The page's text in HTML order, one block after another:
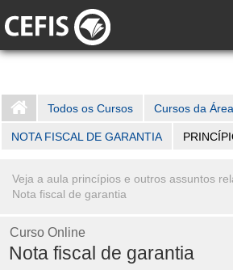
Todos os Cursos Cursos da
NOTA FISCAL DE GARANTIA
Veja a aula princípios e outros assuntos
Nota fiscal de garantia
Curso Online
Nota fiscal de garantia